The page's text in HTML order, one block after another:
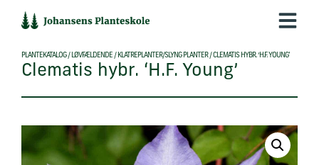
indholdet
PLANTEKATALOG/ LØVFÆLDENDE / KLATREPLANTER/SLYNG PLANTER/CLEMATIS HYBR. ‘H.F. YOUNG’
Clematis hybr. ‘H.F. Young’